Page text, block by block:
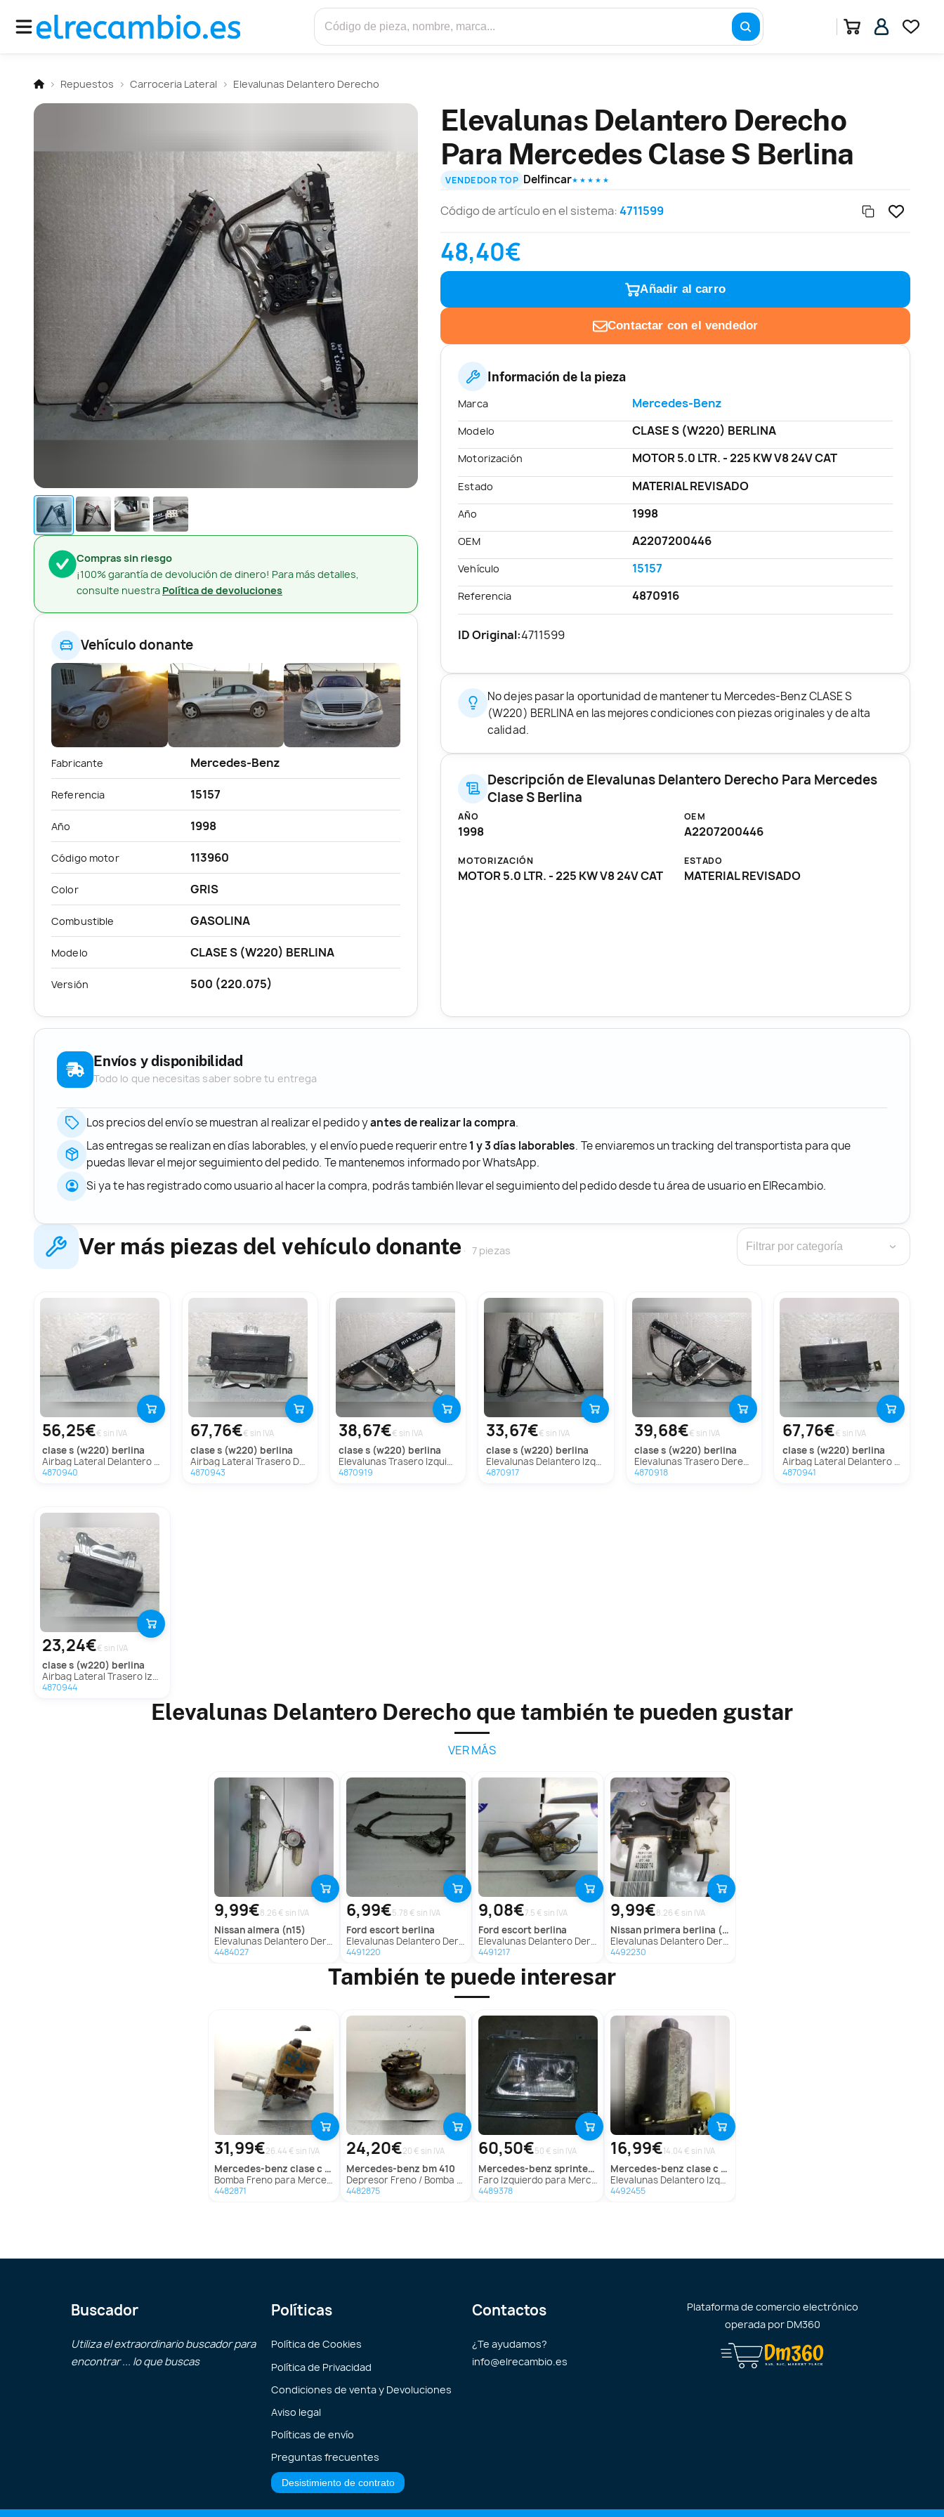
Repuestos Carroceria Lateral Elevalunas Delantero Derecho
Compras sin riesgo
¡100% garantía de devolución de dinero! Para más detalles,
consulte nuestra Política de devoluciones
Vehículo donante
Fabricante Mercedes-Benz
Referencia 15157
Año 1998
Código motor 113960
Color GRIS
Combustible GASOLINA
Modelo CLASE S (W220) BERLINA
Versión 500 (220.075)
Elevalunas Delantero Derecho
Para Mercedes Clase S Berlina
VENDEDOR TOP Delfincar★ ★ ★ ★ ★
Código de artículo en el sistema:4711599
48,40€
Añadir al carro
Contactar con el vendedor
Información de la pieza
Marca Mercedes-Benz
Modelo CLASE S (W220) BERLINA
Motorización MOTOR 5.0 LTR. - 225 KW V8 24V CAT
Estado MATERIAL REVISADO
Año 1998
OEM A2207200446
Vehículo 15157
Referencia 4870916
ID Original:4711599
No dejes pasar la oportunidad de mantener tu Mercedes-Benz CLASE S
(W220) BERLINA en las mejores condiciones con piezas originales y de alta
calidad.
Descripción de Elevalunas Delantero Derecho Para Mercedes
Clase S Berlina
AÑO
1998
OEM
A2207200446
MOTORIZACIÓN
MOTOR 5.0 LTR. - 225 KW V8 24V CAT
ESTADO
MATERIAL REVISADO
Envíos y disponibilidad
Todo lo que necesitas saber sobre tu entrega
Los precios del envío se muestran al realizar el pedido yantes de realizar la compra.
Las entregas se realizan en días laborables, y el envío puede requerir entre1 y 3 días laborables. Te enviaremos un tracking del transportista para que
puedas llevar el mejor seguimiento del pedido. Te mantenemos informado por WhatsApp.
Si ya te has registrado como usuario al hacer la compra, podrás también llevar el seguimiento del pedido desde tu área de usuario en ElRecambio.
Ver más piezas del vehículo donante 7 piezas ›
56,25€€ sin IVA
clase s (w220) berlina
Airbag Lateral Delantero Derecho Para Mercedes Clase S Berlina
4870940
67,76€€ sin IVA
clase s (w220) berlina
Airbag Lateral Trasero Derecho Para Mercedes Clase S Berlina
4870943
38,67€€ sin IVA
clase s (w220) berlina
Elevalunas Trasero Izquierdo Para Mercedes Clase S Berlina
4870919
33,67€€ sin IVA
clase s (w220) berlina
Elevalunas Delantero Izquierdo Para Mercedes Clase S Berlina
4870917
39,68€€ sin IVA
clase s (w220) berlina
Elevalunas Trasero Derecho Para Mercedes Clase S Berlina
4870918
67,76€€ sin IVA
clase s (w220) berlina
Airbag Lateral Delantero Izquierdo Para Mercedes Clase S Berlina
4870941
23,24€€ sin IVA
clase s (w220) berlina
Airbag Lateral Trasero Izquierdo Para Mercedes Clase S Berlina
4870944
Elevalunas Delantero Derecho que también te pueden gustar
VER MÁS
9,99€8.26 € sin IVA
nissanalmera (n15)
Elevalunas Delantero Derecho para Nissan Almera (N15)
4484027
6,99€5.78 € sin IVA
ford escort berlina
Elevalunas Delantero Derecho para Ford Escort Berlina
4491220
9,08€7.5 € sin IVA
ford escort berlina
Elevalunas Delantero Derecho para Ford Escort Berlina
4491217
9,99€8.26 € sin IVA
nissan primera berlina (p11)
Elevalunas Delantero Derecho para Nissan Primera Berlina (P11)
4492230
También te puede interesar
31,99€26.44 € sin IVA
mercedes-benz clase c (w201) berlina
Bomba Freno para Mercedes-Benz Clase C (W201) Berlina
4482871
24,20€20 € sin IVA
mercedes-benz bm 410
Depresor Freno / Bomba Vacio para Mercedes-Benz Bm 410
4482875
60,50€50 € sin IVA
mercedes-benz sprinter (w901,w903) combi
Faro Izquierdo para Mercedes-Benz Sprinter (W901,W903) Combi
4489378
16,99€14.04 € sin IVA
mercedes-benz clase c (w202) berlina
Elevalunas Delantero Izquierdo para Mercedes-Benz Clase C (W202) Berlina
4492455
Buscador
Utiliza el extraordinario buscador para
encontrar ... lo que buscas
Políticas
Política de Cookies
Política de Privacidad
Condiciones de venta y Devoluciones
Aviso legal
Políticas de envío
Preguntas frecuentes
Desistimiento de contrato
Contactos
¿Te ayudamos?
info@elrecambio.es
Plataforma de comercio electrónico
operada por DM360